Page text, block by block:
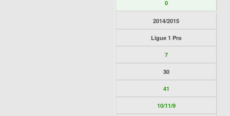
0
2014/2015
Ligue 1 Pro
7
30
41
10/11/9